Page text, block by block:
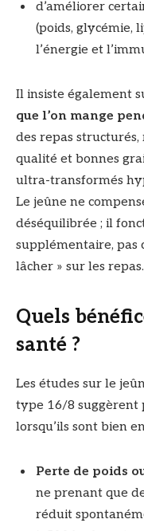
d’améliorer
(poids, glycémie,
l’énergie et
Il insiste également
que l’on mange
des repas structurés,
qualité et bonnes
ultra-transformés
Le jeûne ne
déséquilibrée ; il
supplémentaire, pas
lâcher » sur les repas.
Quels
santé ?
Les études sur le
type 16/8 suggèrent
lorsqu’ils sont bien
Perte de poids
ne prenant que
réduit